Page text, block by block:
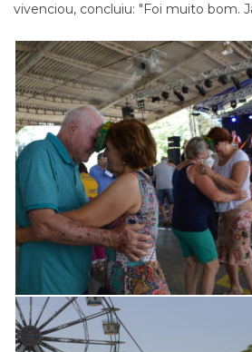
vivenciou, concluiu: "Foi muito bom.